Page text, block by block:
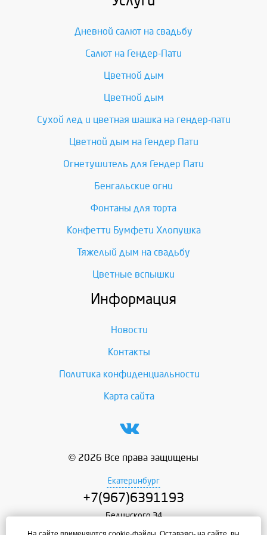
Дневной салют на свадьбу
Салют на Гендер-Пати
Цветной дым
Цветной дым
Сухой лед и цветная шашка на гендер-пати
Цветной дым на Гендер Пати
Огнетушитель для Гендер Пати
Бенгальские огни
Фонтаны для торта
Конфетти Бумфети Хлопушка
Тяжелый дым на свадьбу
Цветные вспышки
Информация
Новости
Контакты
Политика конфиденциальности
Карта сайта
© 2026 Все права защищены
Екатеринбург
+7(967)6391193
Белинского,34